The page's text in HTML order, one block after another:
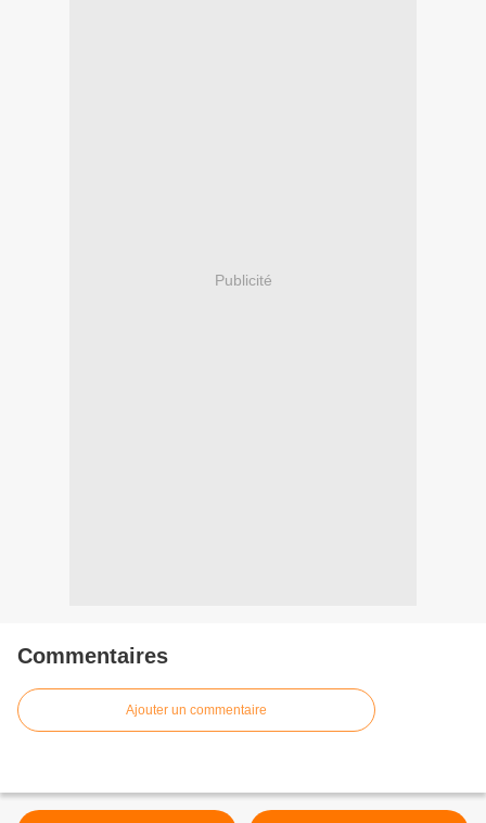
Publicité
Commentaires
Ajouter un commentaire